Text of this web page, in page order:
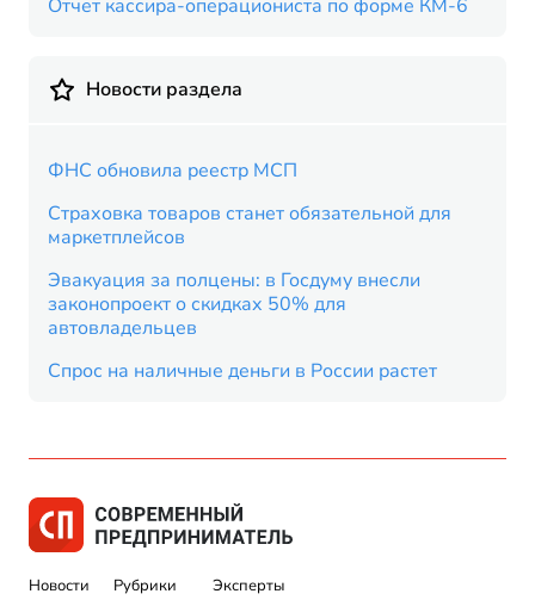
Отчет кассира-операциониста по форме КМ-6
Новости раздела
ФНС обновила реестр МСП
Страховка товаров станет обязательной для
маркетплейсов
Эвакуация за полцены: в Госдуму внесли
законопроект о скидках 50% для
автовладельцев
Спрос на наличные деньги в России растет
Новости Рубрики Эксперты